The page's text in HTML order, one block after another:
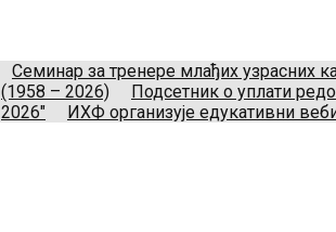
Семинар за тренере млађих узрасних
(1958 – 2026)
Подсетник о уплати
2026"
ИХФ организује едукативни